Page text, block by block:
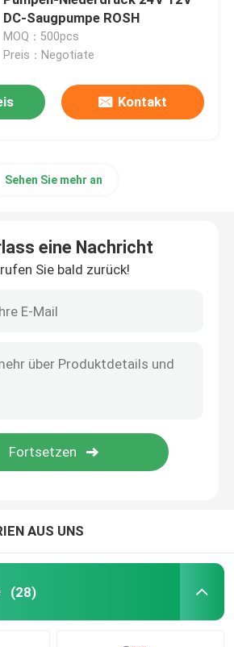
Elektromagnet
DC-Saugpumpe ROSH
MOQ：500pcs
Preis：Negotiate
Kontakt
Sehen Sie mehr an
eine Nachricht
Sie bald zurück!
AUS UNS
(28)